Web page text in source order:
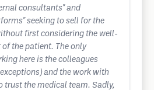
consultants" and
seeking to sell for the
first considering the well-
of the patient. The only
here is the colleagues
and the work with
trust the medical team. Sadly,